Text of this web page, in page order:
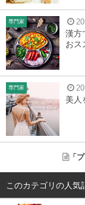
専門家
漢方
おス
専門家
美人
「
このカテゴリの人気